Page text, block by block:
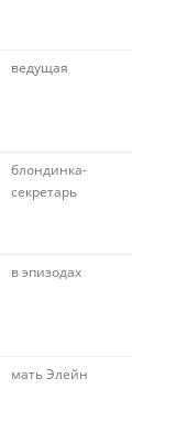
ведущая
блондинка-
секретарь
в эпизодах
мать Элейн